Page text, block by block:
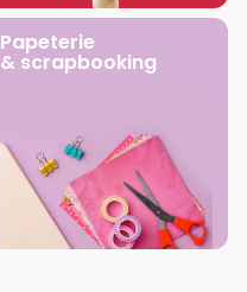
Papeterie
& scrapbooking